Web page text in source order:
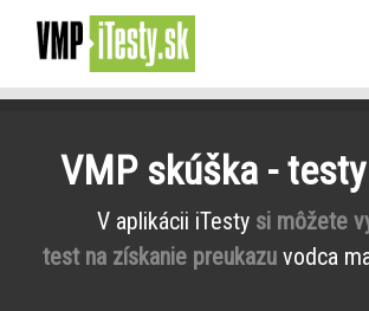
VMP skúška -
V aplikácii iTesty si môžete
test na získanie preukazu vodca